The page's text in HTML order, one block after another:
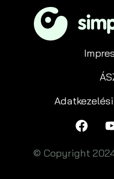
© Copyright